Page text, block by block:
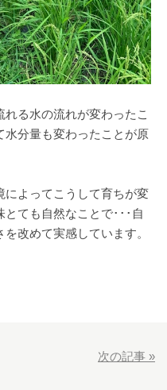
る水の流れが変わったこ
水分量も変わったことが原
によってこうして育ちが変
ても自然なことで･･･自
改めて実感しています。
次の記事 »